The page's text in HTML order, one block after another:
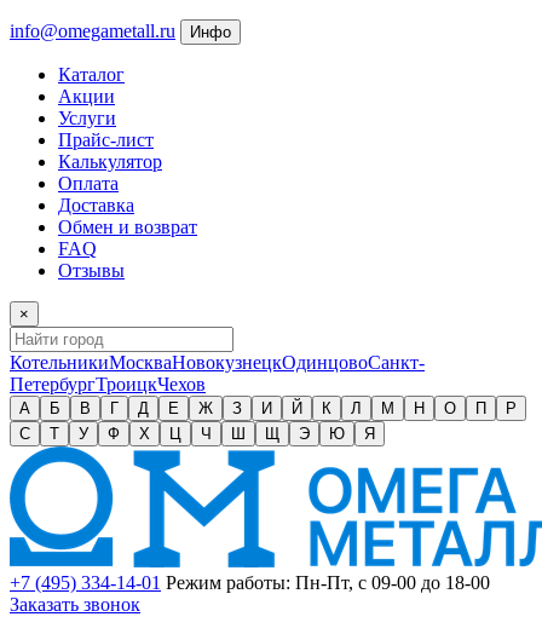
info@omegametall.ru Инфо
Каталог
Акции
Услуги
Прайс-лист
Калькулятор
Оплата
Доставка
Обмен и возврат
FAQ
Отзывы
×
КотельникиМоскваНовокузнецкОдинцовоСанкт-
ПетербургТроицкЧехов
А Б В Г Д Е Ж З И Й К Л М Н О П
Р
С
Т У Ф Х Ц Ч Ш Щ Э Ю Я
+7 (495) 334-14-01 Режим работы: Пн-Пт, с 09-00 до 18-00
Заказать звонок